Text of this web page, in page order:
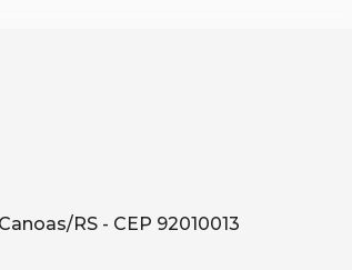
RS - CEP 92010013